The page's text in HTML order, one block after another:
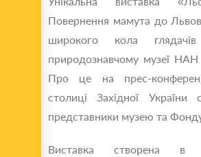
Повернення мамута до
широкого кола
природознавчому музеї НАН
Про це на прес-
столиці Західної України
представники музею та
Виставка створена в